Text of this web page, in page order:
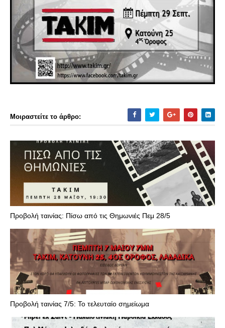
Μοιραστείτε το άρθρο:
Προβολή ταινίας: Πίσω από τις Θημωνιές Πεμ 28/5
Προβολή ταινίας 7/5: Το τελευταίο σημείωμα